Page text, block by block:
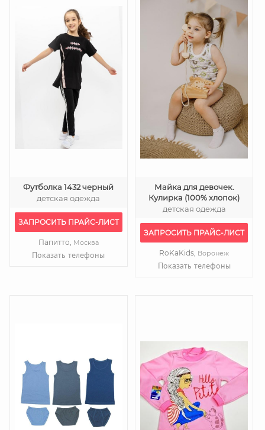
Футболка 1432 черный
детская одежда
ЗАПРОСИТЬ ПРАЙС-ЛИСТ
Папитто, Москва
Показать телефоны
Майка для девочек.
Кулирка (100% хлопок)
детская одежда
ЗАПРОСИТЬ ПРАЙС-ЛИСТ
RoKaKids, Воронеж
Показать телефоны